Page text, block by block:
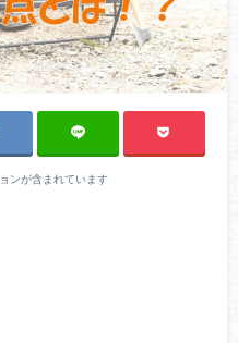
ンが含まれています